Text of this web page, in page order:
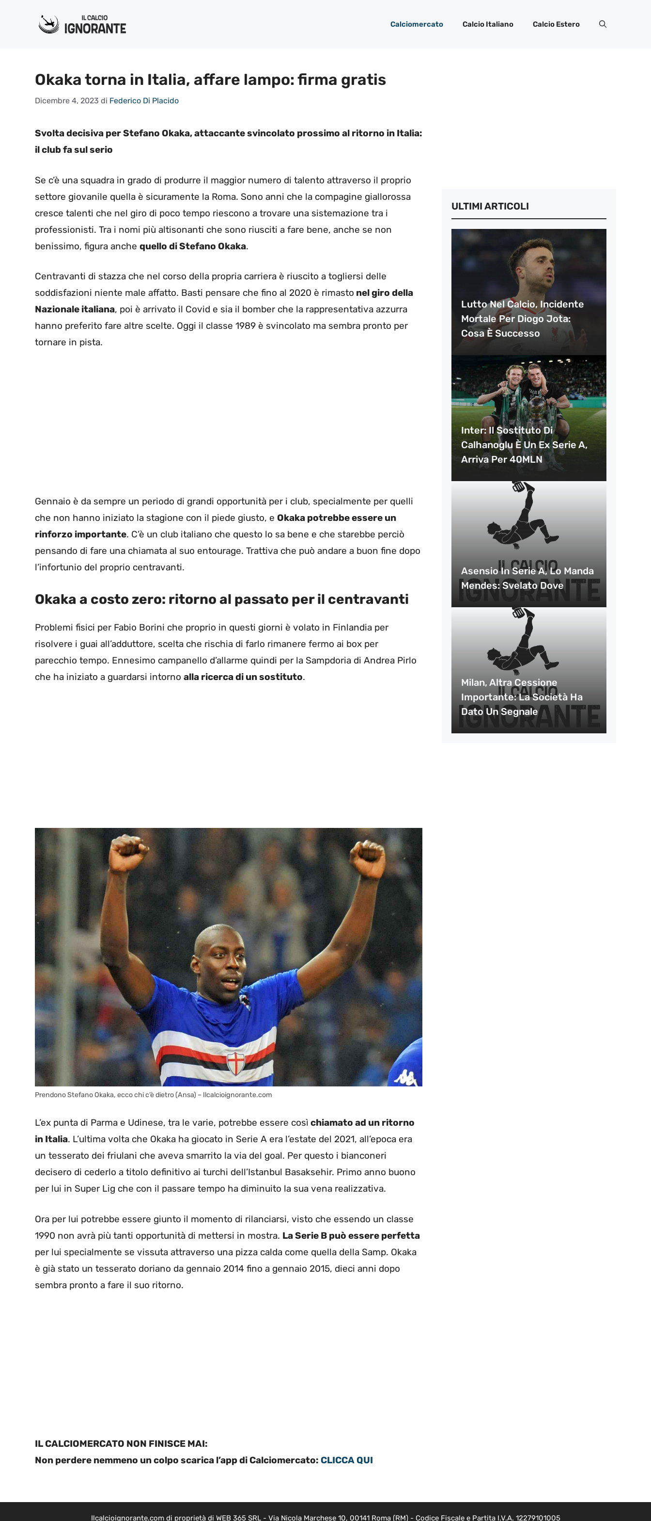
Calciomercato Calcio Italiano Calcio Estero
Okaka torna in Italia, affare lampo: firma gratis
Dicembre 4, 2023 di Federico Di Placido
Svolta decisiva per Stefano Okaka, attaccante svincolato prossimo al ritorno in Italia:
il club fa sul serio
Se c’è una squadra in grado di produrre il maggior numero di talento attraverso il proprio
settore giovanile quella è sicuramente la Roma. Sono anni che la compagine giallorossa
cresce talenti che nel giro di poco tempo riescono a trovare una sistemazione tra i
professionisti. Tra i nomi più altisonanti che sono riusciti a fare bene, anche se non
benissimo, figura anche quello di Stefano Okaka.
Centravanti di stazza che nel corso della propria carriera è riuscito a togliersi delle
soddisfazioni niente male affatto. Basti pensare che fino al 2020 è rimasto nel giro della
Nazionale italiana, poi è arrivato il Covid e sia il bomber che la rappresentativa azzurra
hanno preferito fare altre scelte. Oggi il classe 1989 è svincolato ma sembra pronto per
tornare in pista.
Gennaio è da sempre un periodo di grandi opportunità per i club, specialmente per quelli
che non hanno iniziato la stagione con il piede giusto, e Okaka potrebbe essere un
rinforzo importante. C’è un club italiano che questo lo sa bene e che starebbe perciò
pensando di fare una chiamata al suo entourage. Trattiva che può andare a buon fine dopo
l’infortunio del proprio centravanti.
Okaka a costo zero: ritorno al passato per il centravanti
Problemi fisici per Fabio Borini che proprio in questi giorni è volato in Finlandia per
risolvere i guai all’adduttore, scelta che rischia di farlo rimanere fermo ai box per
parecchio tempo. Ennesimo campanello d’allarme quindi per la Sampdoria di Andrea Pirlo
che ha iniziato a guardarsi intorno alla ricerca di un sostituto.
Prendono Stefano Okaka, ecco chi c’è dietro (Ansa) – Ilcalcioignorante.com
L’ex punta di Parma e Udinese, tra le varie, potrebbe essere così chiamato ad un ritorno
in Italia. L’ultima volta che Okaka ha giocato in Serie A era l’estate del 2021, all’epoca era
un tesserato dei friulani che aveva smarrito la via del goal. Per questo i bianconeri
decisero di cederlo a titolo definitivo ai turchi dell’Istanbul Basaksehir. Primo anno buono
per lui in Super Lig che con il passare tempo ha diminuito la sua vena realizzativa.
Ora per lui potrebbe essere giunto il momento di rilanciarsi, visto che essendo un classe
1990 non avrà più tanti opportunità di mettersi in mostra. La Serie B può essere perfetta
per lui specialmente se vissuta attraverso una pizza calda come quella della Samp. Okaka
è già stato un tesserato doriano da gennaio 2014 fino a gennaio 2015, dieci anni dopo
sembra pronto a fare il suo ritorno.
IL CALCIOMERCATO NON FINISCE MAI:
Non perdere nemmeno un colpo scarica l’app di Calciomercato: CLICCA QUI
ULTIMI ARTICOLI
Lutto Nel Calcio, Incidente
Mortale Per Diogo Jota:
Cosa È Successo
Inter: Il Sostituto Di
Calhanoglu È Un Ex Serie A,
Arriva Per 40MLN
Asensio In Serie A, Lo Manda
Mendes: Svelato Dove
Milan, Altra Cessione
Importante: La Società Ha
Dato Un Segnale
Ilcalcioignorante.com di proprietà di WEB 365 SRL - Via Nicola Marchese 10, 00141 Roma (RM) - Codice Fiscale e Partita I.V.A. 12279101005